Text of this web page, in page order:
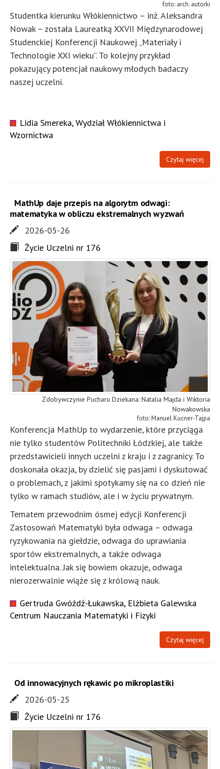
arch. autorki
Studentka kierunku Włókiennictwo – inż. Aleksandra
Nowak – została Laureatką XXVII Międzynarodowej
Studenckiej Konferencji Naukowej „Materiały i
Technologie XXI wieku”. To kolejny przykład
pokazujący potencjał naukowy młodych badaczy
naszej uczelni.
Lidia Smereka, Wydział Włókiennictwa i
Wzornictwa
Czytaj więcej
MathUp daje przepis na algorytm odwagi:
matematyka w obliczu ekstremalnych wyzwań
2026-05-26
Życie Uczelni nr 176
Zdobywczynie Pucharu Dziekana: Natalia Majda i Wiktoria
Nowakowska
Manuel Kucner-Tajpa
Konferencja MathUp to wydarzenie, które przyciąga
nie tylko studentów Politechniki Łódzkiej, ale także
przedstawicieli innych uczelni z kraju i z zagranicy. To
doskonała okazja, by dzielić się pasjami i dyskutować
o problemach, z jakimi spotykamy się na co dzień nie
tylko w ramach studiów, ale i w życiu prywatnym.
Tematem przewodnim ósmej edycji Konferencji
Zastosowań Matematyki była odwaga – odwaga
ryzykowania na giełdzie, odwaga do uprawiania
sportów ekstremalnych, a także odwaga
intelektualna. Jak się bowiem okazuje, odwaga
nierozerwalnie wiąże się z królową nauk.
Gertruda Gwóźdź-Łukawska, Elżbieta Galewska
Centrum Nauczania Matematyki i Fizyki
Czytaj więcej
Od innowacyjnych rękawic po mikroplastiki
2026-05-25
Życie Uczelni nr 176